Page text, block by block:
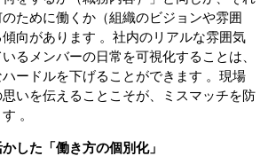
ために働くか（組織のビジョンや雰囲
向があります 。社内のリアルな雰囲気
るメンバーの日常を可視化することは、
ードルを下げることができます 。現場
いを伝えることこそが、ミスマッチを防
。
した「働き方の個別化」